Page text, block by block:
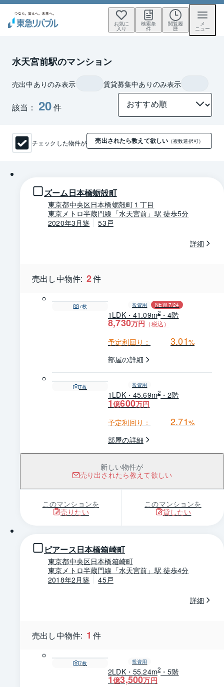
お気に
入り
検索条
件
閲覧履
歴
メ
ニュー
水天宮前駅のマンション
該当： 20件
売出中ありのみ表示 賃貸募集中ありのみ表示
チェックした物件が 売出されたら教えて欲しい （複数選択可）
ズーム日本橋蛎殻町
東京都中央区日本橋蛎殻町１丁目
東京メトロ半蔵門線「水天宮前」駅 徒歩5分
2020年3月築
53戸
詳細
売出し中物件: 2件
7枚 投資用 NEW 7/24
1LDK・41.09m2 ・4階
8,730万円 （税込）
予定利回り： 3.01%
部屋の詳細
7枚 投資用
1LDK・45.69m2 ・2階
1億600万円
予定利回り：
2.71%
部屋の詳細
新しい物件が
売り出されたら教えて欲しい
このマンションを
売りたい
このマンションを
貸したい
ピアース日本橋箱崎町
東京都中央区日本橋箱崎町
東京メトロ半蔵門線「水天宮前」駅 徒歩4分
2018年2月築
45戸
詳細
売出し中物件: 1 件
7枚 投資用
2LDK・55.24m2 ・5階
1億3,500万円